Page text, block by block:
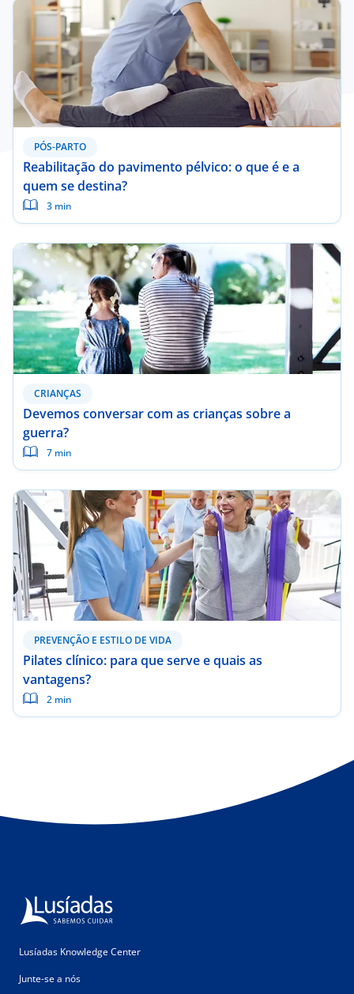
PÓS-PARTO
Reabilitação do pavimento pélvico: o que é e a
quem se destina?
3 min
CRIANÇAS
Devemos conversar com as crianças sobre a
guerra?
7 min
PREVENÇÃO E ESTILO DE VIDA
Pilates clínico: para que serve e quais as
vantagens?
2 min
Lusíadas Knowledge Center
Junte-se a nós